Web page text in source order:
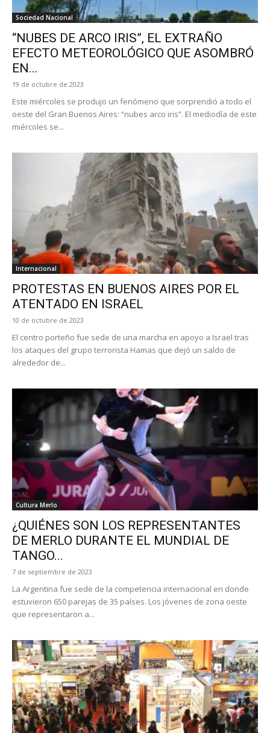
Sociedad Nacional
“NUBES DE ARCO IRIS”, EL EXTRAÑO
EFECTO METEOROLÓGICO QUE ASOMBRÓ
EN...
19 de octubre de 2023
Este miércoles se produjo un fenómeno que sorprendió a todo el
oeste del Gran Buenos Aires: “nubes arco iris”. El mediodía de este
miércoles se...
Internacional
PROTESTAS EN BUENOS AIRES POR EL
ATENTADO EN ISRAEL
10 de octubre de 2023
El centro porteño fue sede de una marcha en apoyo a Israel tras
los ataques del grupo terrorista Hamas que dejó un saldo de
alrededor de...
Cultura Merlo
¿QUIÉNES SON LOS REPRESENTANTES
DE MERLO DURANTE EL MUNDIAL DE
TANGO...
7 de septiembre de 2023
La Argentina fue sede de la competencia internacional en donde
estuvieron 650 parejas de 35 países. Los jóvenes de zona oeste
que representaron a...